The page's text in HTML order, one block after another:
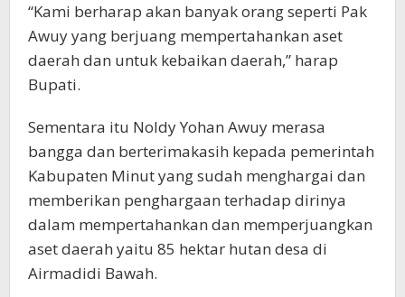
“Kami berharap akan banyak orang seperti Pak
Awuy yang berjuang mempertahankan aset
daerah dan untuk kebaikan daerah,” harap
Bupati.
Sementara itu Noldy Yohan Awuy merasa
bangga dan berterimakasih kepada pemerintah
Kabupaten Minut yang sudah menghargai dan
memberikan penghargaan terhadap dirinya
dalam mempertahankan dan memperjuangkan
aset daerah yaitu 85 hektar hutan desa di
Airmadidi Bawah.